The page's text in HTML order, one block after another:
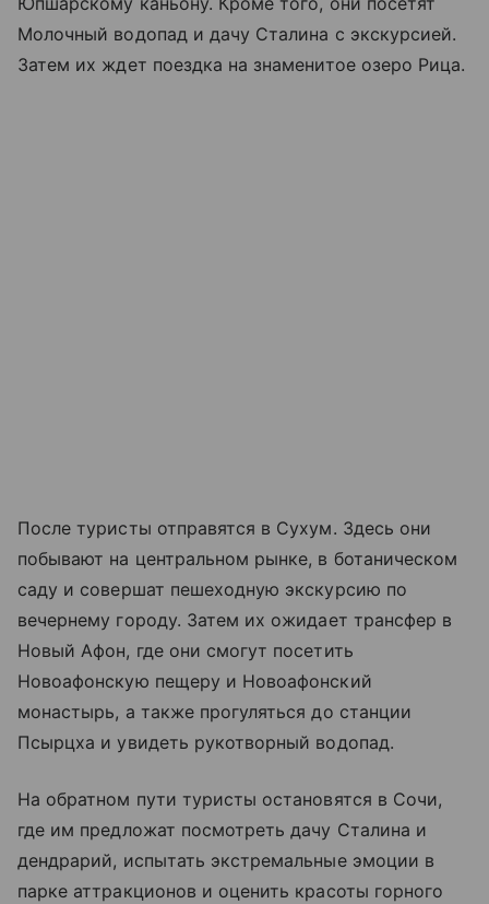
Молочный водопад и дачу Сталина с экскурсией.
Затем их ждет поездка на знаменитое озеро Рица.
После туристы отправятся в Сухум. Здесь они
побывают на центральном рынке, в ботаническом
саду и совершат пешеходную экскурсию по
вечернему городу. Затем их ожидает трансфер в
Новый Афон, где они смогут посетить
Новоафонскую пещеру и Новоафонский
монастырь, а также прогуляться до станции
Псырцха и увидеть рукотворный водопад.
На обратном пути туристы остановятся в Сочи,
где им предложат посмотреть дачу Сталина и
дендрарий, испытать экстремальные эмоции в
парке аттракционов и оценить красоты горного